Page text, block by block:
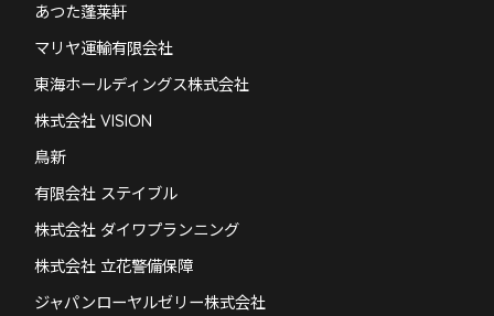
あつた蓬莱軒
マリヤ運輸有限会社
東海ホールディングス株式会社
株式会社 VISION
鳥新
有限会社 ステイブル
株式会社 ダイワプランニング
株式会社 立花警備保障
ジャパンローヤルゼリー株式会社